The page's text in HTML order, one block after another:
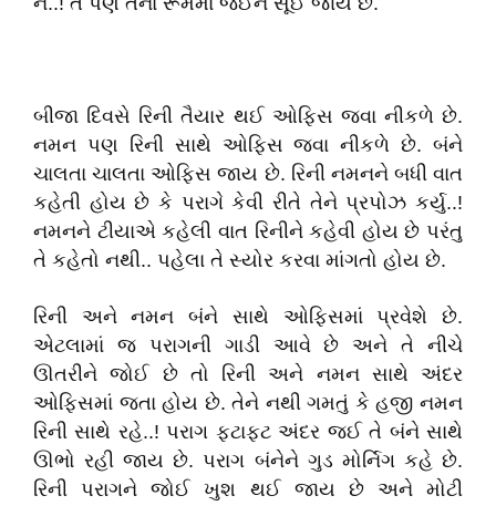
બીજા દિવસે રિની તૈયાર થઈ ઓફિસ જવા નીકળે છે.
નમન પણ રિની સાથે ઓફિસ જવા નીકળે છે. બંને
ચાલતા ચાલતા ઓફિસ જાય છે. રિની નમનને બધી વાત
કહેતી હોય છે કે પરાગે કેવી રીતે તેને પ્રપોઝ કર્યુ..!
નમનને ટીયાએ કહેલી વાત રિનીને કહેવી હોય છે પરંતુ
તે કહેતો નથી.. પહેલા તે સ્યોર કરવા માંગતો હોય છે.
રિની અને નમન બંને સાથે ઓફિસમાં પ્રવેશે છે.
એટલામાં જ પરાગની ગાડી આવે છે અને તે નીચે
ઊતરીને જોઈ છે તો રિની અને નમન સાથે અંદર
ઓફિસમાં જતા હોય છે. તેને નથી ગમતું કે હજી નમન
રિની સાથે રહે..! પરાગ ફટાફટ અંદર જઈ તે બંને સાથે
ઊભો રહી જાય છે. પરાગ બંનેને ગુડ મોર્નિગ કહે છે.
રિની પરાગને જોઈ ખુશ થઈ જાય છે અને મોટી